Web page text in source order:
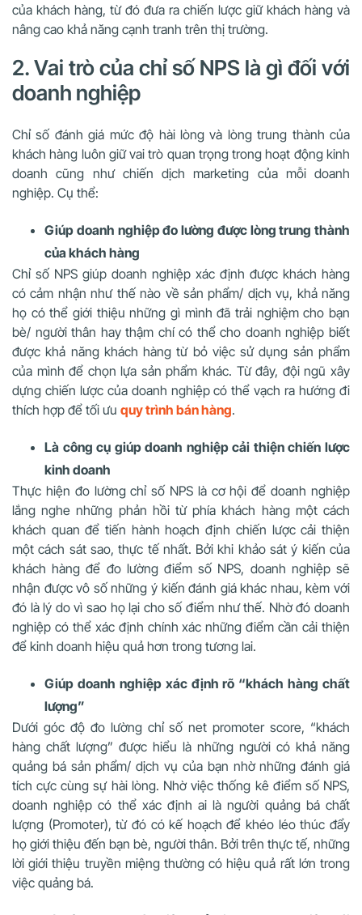
của khách hàng, từ đó đưa ra chiến lược giữ khách hàng và
nâng cao khả năng cạnh tranh trên thị trường.
2. Vai trò của chỉ số NPS là gì đối với
doanh nghiệp
Chỉ số đánh giá mức độ hài lòng và lòng trung thành của
khách hàng luôn giữ vai trò quan trọng trong hoạt động kinh
doanh cũng như chiến dịch marketing của mỗi doanh
nghiệp. Cụ thể:
Giúp doanh nghiệp đo lường được lòng trung thành
của khách hàng
Chỉ số NPS giúp doanh nghiệp xác định được khách hàng
có cảm nhận như thế nào về sản phẩm/ dịch vụ, khả năng
họ có thể giới thiệu những gì mình đã trải nghiệm cho bạn
bè/ người thân hay thậm chí có thể cho doanh nghiệp biết
được khả năng khách hàng từ bỏ việc sử dụng sản phẩm
của mình để chọn lựa sản phẩm khác. Từ đây, đội ngũ xây
dựng chiến lược của doanh nghiệp có thể vạch ra hướng đi
thích hợp để tối ưu quy trình bán hàng.
Là công cụ giúp doanh nghiệp cải thiện chiến lược
kinh doanh
Thực hiện đo lường chỉ số NPS là cơ hội để doanh nghiệp
lắng nghe những phản hồi từ phía khách hàng một cách
khách quan để tiến hành hoạch định chiến lược cải thiện
một cách sát sao, thực tế nhất. Bởi khi khảo sát ý kiến của
khách hàng để đo lường điểm số NPS, doanh nghiệp sẽ
nhận được vô số những ý kiến đánh giá khác nhau, kèm với
đó là lý do vì sao họ lại cho số điểm như thế. Nhờ đó doanh
nghiệp có thể xác định chính xác những điểm cần cải thiện
để kinh doanh hiệu quả hơn trong tương lai.
Giúp doanh nghiệp xác định rõ “khách hàng chất
lượng”
Dưới góc độ đo lường chỉ số net promoter score, “khách
hàng chất lượng” được hiểu là những người có khả năng
quảng bá sản phẩm/ dịch vụ của bạn nhờ những đánh giá
tích cực cùng sự hài lòng. Nhờ việc thống kê điểm số NPS,
doanh nghiệp có thể xác định ai là người quảng bá chất
lượng (Promoter), từ đó có kế hoạch để khéo léo thúc đẩy
họ giới thiệu đến bạn bè, người thân. Bởi trên thực tế, những
lời giới thiệu truyền miệng thường có hiệu quả rất lớn trong
việc quảng bá.